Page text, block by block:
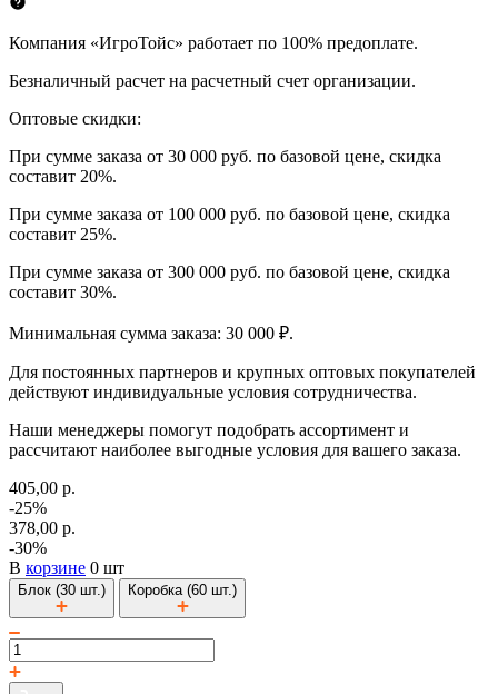
Компания «ИгроТойс» работает по 100% предоплате.
Безналичный расчет на расчетный счет организации.
Оптовые скидки:
При сумме заказа от 30 000 руб. по базовой цене, скидка
составит 20%.
При сумме заказа от 100 000 руб. по базовой цене, скидка
составит 25%.
При сумме заказа от 300 000 руб. по базовой цене, скидка
составит 30%.
Минимальная сумма заказа: 30 000 ₽.
Для постоянных партнеров и крупных оптовых покупателей
действуют индивидуальные условия сотрудничества.
Наши менеджеры помогут подобрать ассортимент и
рассчитают наиболее выгодные условия для вашего заказа.
405,00 р.
-25%
378,00 р.
-30%
В корзине 0 шт
Блок (30 шт.) Коробка (60 шт.)